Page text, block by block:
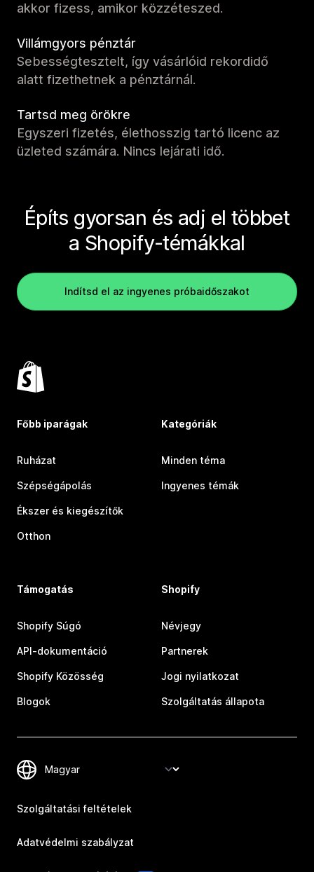
akkor fizess, amikor közzéteszed.
Villámgyors pénztár
Sebességtesztelt, így vásárlóid rekordidő
alatt fizethetnek a pénztárnál.
Tartsd meg örökre
Egyszeri fizetés, élethosszig tartó licenc az
üzleted számára. Nincs lejárati idő.
Építs gyorsan és adj el többet
a Shopify-témákkal
Indítsd el az ingyenes próbaidőszakot
Főbb iparágak
Ruházat
Szépségápolás
Ékszer és kiegészítők
Otthon
Kategóriák
Minden téma
Ingyenes témák
Támogatás
Shopify Súgó
API-dokumentáció
Shopify Közösség
Blogok
Shopify
Névjegy
Partnerek
Jogi nyilatkozat
Szolgáltatás állapota
Szolgáltatási feltételek
Adatvédelmi szabályzat